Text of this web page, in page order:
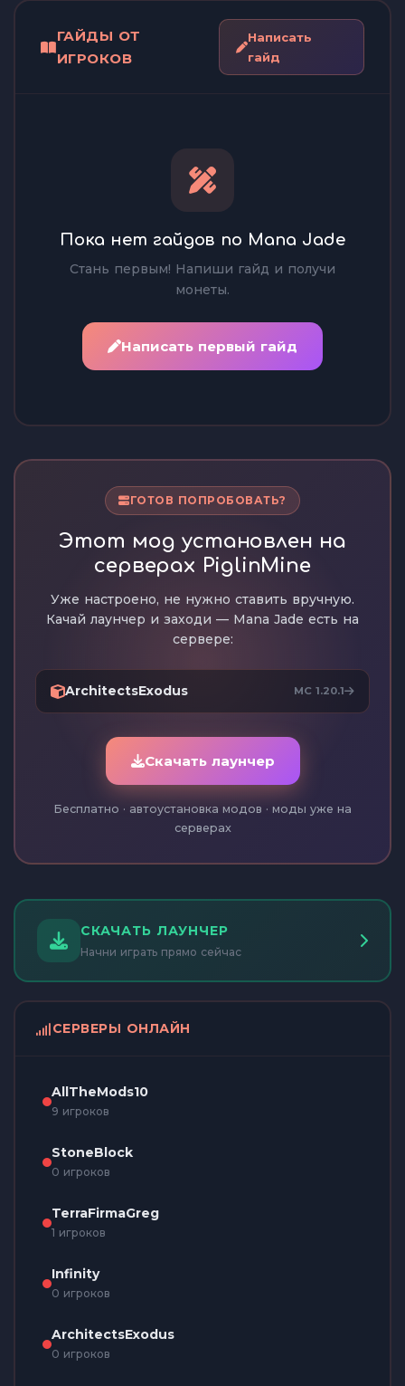
ГАЙДЫ ОТ
ИГРОКОВ
Написать
гайд
Пока нет гайдов по Mana Jade
Стань первым! Напиши гайд и получи
монеты.
Написать первый гайд
ГОТОВ ПОПРОБОВАТЬ?
Этот мод установлен на
серверах PiglinMine
Уже настроено, не нужно ставить вручную.
Качай лаунчер и заходи — Mana Jade есть на
сервере:
ArchitectsExodus MC 1.20.1
Скачать лаунчер
Бесплатно · автоустановка модов · моды уже на
серверах
СКАЧАТЬ ЛАУНЧЕР
Начни играть прямо сейчас
СЕРВЕРЫ ОНЛАЙН
AllTheMods10
9 игроков
StoneBlock
0 игроков
TerraFirmaGreg
1 игроков
Infinity
0 игроков
ArchitectsExodus
0 игроков